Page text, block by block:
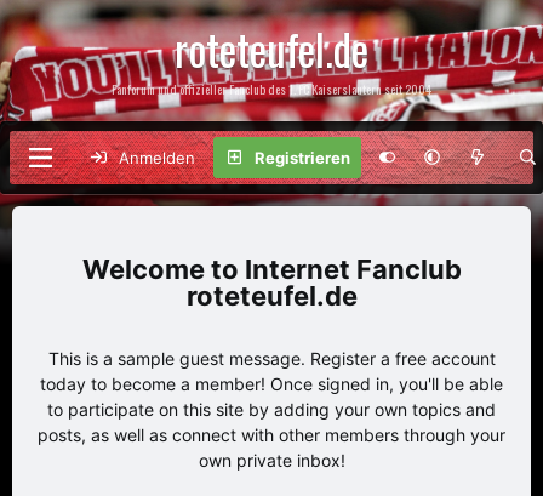
roteteufel.de
Fanforum und offizieller Fanclub des 1. FC Kaiserslautern seit 2004
Anmelden Registrieren
Internet Fanclub
roteteufel.de
This is a sample guest message. Register a free account
today to become a member! Once signed in, you'll be able
to participate on this site by adding your own topics and
posts, as well as connect with other members through your
own private inbox!